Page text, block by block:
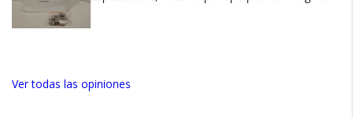
excelente opción ya sea para regalo, para
telas más bien livianas.
Ver todas las opiniones